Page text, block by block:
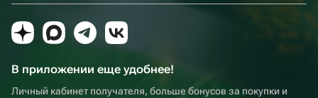
В приложении еще удобнее!
Личный кабинет получателя, больше бонусов за покупки и